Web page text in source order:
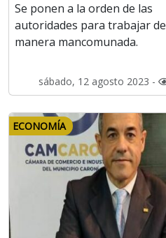
Se ponen a la orden de las
autoridades para trabajar de
manera mancomunada.
sábado, 12 agosto 2023 -
ECONOMÍA